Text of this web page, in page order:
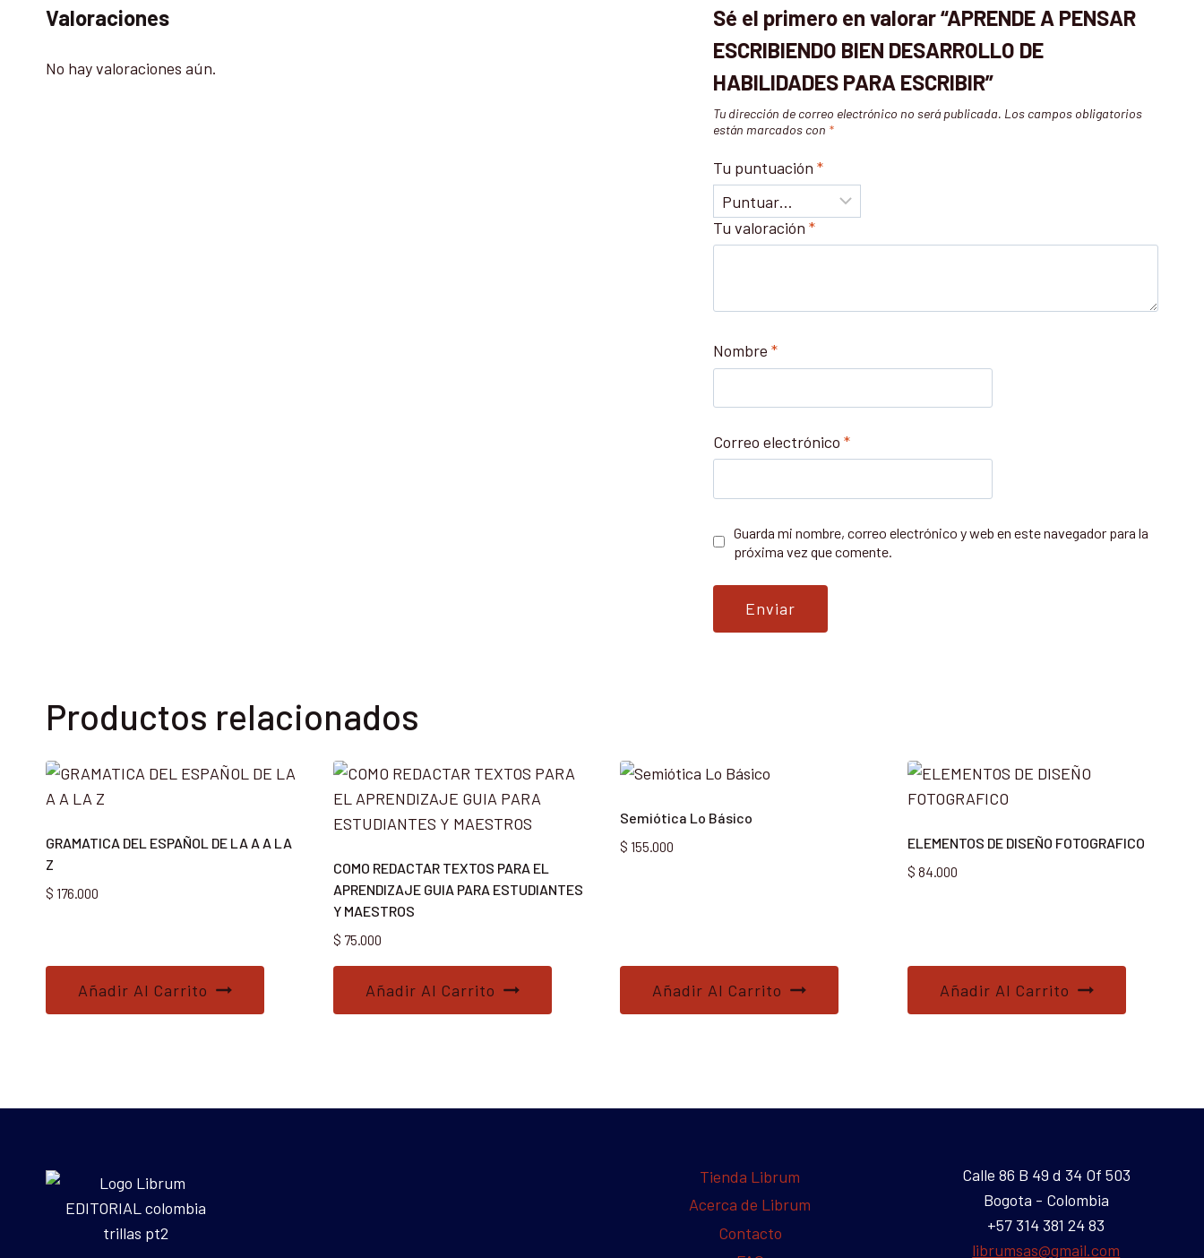
Valoraciones
No hay valoraciones aún.
Sé el primero en valorar “APRENDE A PENSAR
ESCRIBIENDO BIEN DESARROLLO DE
HABILIDADES PARA ESCRIBIR”
Tu dirección de correo electrónico no será publicada. Los campos obligatorios
están marcados con *
Tu puntuación*
Tu valoración*
Nombre*
Correo electrónico*
Guarda mi nombre, correo electrónico y web en este navegador para la
próxima vez que comente.
Productos relacionados
GRAMATICA DEL ESPAÑOL DE LA A A LA
Z
$ 176.000
Añadir Al Carrito
COMO REDACTAR TEXTOS PARA EL
APRENDIZAJE GUIA PARA ESTUDIANTES
Y MAESTROS
$ 75.000
Añadir Al Carrito
Semiótica Lo Básico
$ 155.000
Añadir Al Carrito
ELEMENTOS DE DISEÑO FOTOGRAFICO
$ 84.000
Añadir Al Carrito
Tienda Librum
Acerca de Librum
Contacto
Calle 86 B 49 d 34 Of 503
Bogota - Colombia
+57 314 381 24 83
librumsas@gmail.com